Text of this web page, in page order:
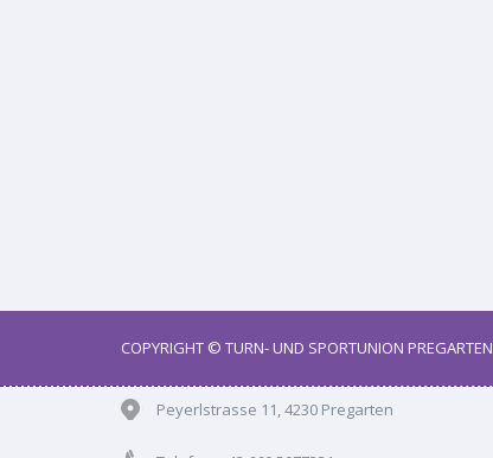
COPYRIGHT © TURN- UND SPORTUNION PREGARTEN
Peyerlstrasse 11,4230 Pregarten